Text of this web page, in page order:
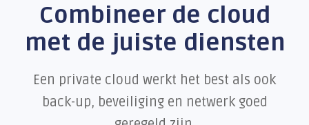
Combineer de cloud
met de juiste diensten
Een private cloud werkt het best als ook
back-up, beveiliging en netwerk goed